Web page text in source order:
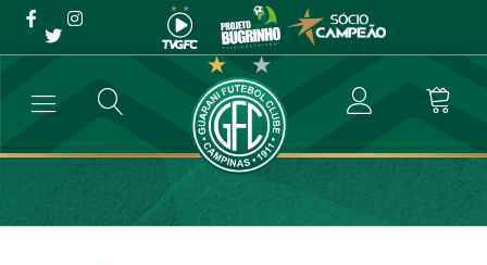
Bem-vinda, Lindoya Verão